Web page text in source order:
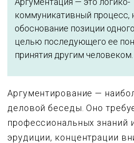
коммуникативный процесс,
обоснование позиции
целью последующего ее
принятия другим человеком.
Аргументирование —
деловой беседы. Оно
профессиональных знаний
эрудиции, концентрации